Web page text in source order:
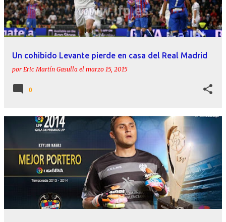
Un cohibido Levante pierde en casa del Real Madrid
por Eric Martín Gasulla el marzo 15, 2015
0